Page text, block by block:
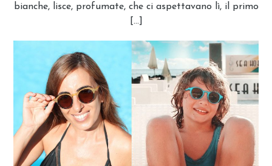
bianche, lisce, profumate, che ci aspettavano lì, il primo
[…]